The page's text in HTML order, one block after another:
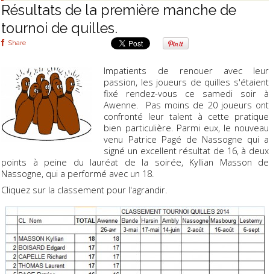
Résultats de la première manche de
tournoi de quilles.
Share
Impatients de renouer avec leur
passion, les joueurs de quilles s'étaient
fixé rendez-vous ce samedi soir à
Awenne. Pas moins de 20 joueurs ont
confronté leur talent à cette pratique
bien particulière. Parmi eux, le nouveau
venu Patrice Pagé de Nassogne qui a
signé un excellent résultat de 16, à deux
points à peine du lauréat de la soirée, Kyllian Masson de
Nassogne, qui a performé avec un 18.
Cliquez sur la classement pour l'agrandir.